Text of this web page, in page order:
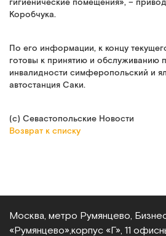
гигиенические помещения», –
Коробчука.
По его информации, к концу
готовы к принятию и обслуживанию
инвалидности симферопольский и
автостанция Саки.
(с) Севастопольские Новости
Возврат к списку
Москва, метро Румянцево,
«Румянцево», корпус «Г», 11